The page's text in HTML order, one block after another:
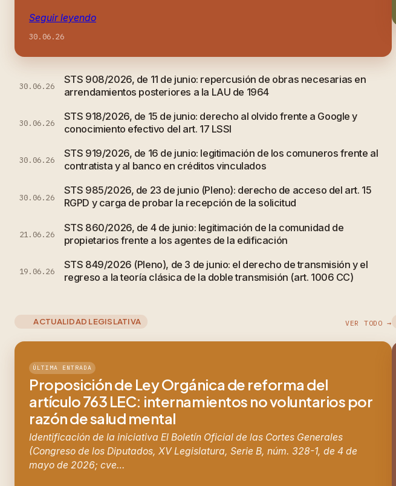
Seguir leyendo
30.06.26
30.06.26
STS 908/2026, de 11 de junio: repercusión de obras necesarias en
arrendamientos posteriores a la LAU de 1964
30.06.26
STS 918/2026, de 15 de junio: derecho al olvido frente a Google y
conocimiento efectivo del art. 17 LSSI
30.06.26
STS 919/2026, de 16 de junio: legitimación de los comuneros frente al
contratista y al banco en créditos vinculados
30.06.26
STS 985/2026, de 23 de junio (Pleno): derecho de acceso del art. 15
RGPD y carga de probar la recepción de la solicitud
21.06.26
STS 860/2026, de 4 de junio: legitimación de la comunidad de
propietarios frente a los agentes de la edificación
19.06.26
STS 849/2026 (Pleno), de 3 de junio: el derecho de transmisión y el
regreso a la teoría clásica de la doble transmisión (art. 1006 CC)
ACTUALIDAD LEGISLATIVA VER TODO →
ÚLTIMA ENTRADA
Proposición de Ley Orgánica de reforma del
artículo 763 LEC: internamientos no voluntarios por
razón de salud mental
Identificación de la iniciativa El Boletín Oficial de las Cortes Generales
(Congreso de los Diputados, XV Legislatura, Serie B, núm. 328-1, de 4 de
mayo de 2026; cve…